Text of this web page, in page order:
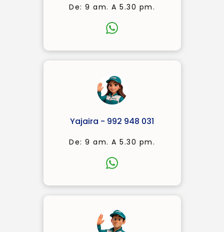
De: 9 am. A 5.30 pm.
Yajaira - 992 948 031
De: 9 am. A 5.30 pm.